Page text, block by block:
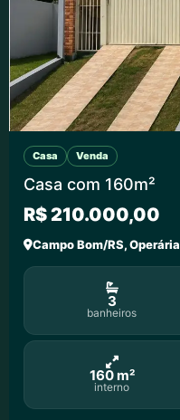
Casa Venda
Casa com 160m²
R$ 210.000,00
Campo Bom/RS, Operária
3
banheiros
160 m²
interno